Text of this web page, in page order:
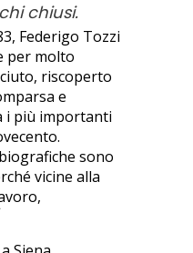
chiusi.
Federigo Tozzi
per molto
riscoperto
e
i più importanti
sono
vicine alla